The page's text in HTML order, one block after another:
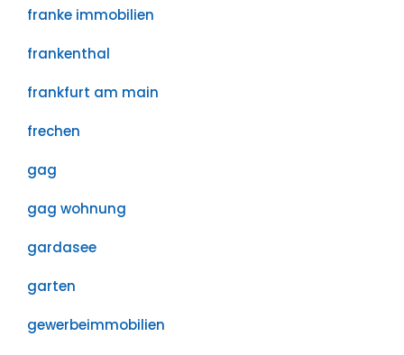
franke immobilien
frankenthal
frankfurt am main
frechen
gag
gag wohnung
gardasee
garten
gewerbeimmobilien